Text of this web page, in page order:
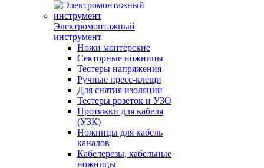
Электромонтажный
инструмент
Ножи монтерские
Секторные ножницы
Тестеры напряжения
Ручные пресс-клещи
Для снятия изоляции
Тестеры розеток и УЗО
Протяжки для кабеля
(УЗК)
Ножницы для кабель
каналов
Кабелерезы, кабельные
ножницы